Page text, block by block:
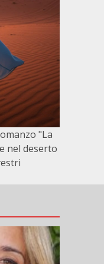
"La
nel deserto